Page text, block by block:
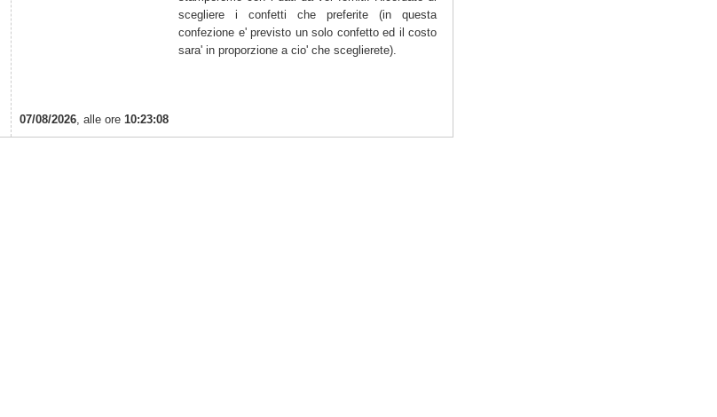
scegliere i confetti che preferite (in questa
confezione e' previsto un solo confetto ed il costo
sara' in proporzione a cio' che sceglierete).
07/08/2026, alle ore 10:23:08